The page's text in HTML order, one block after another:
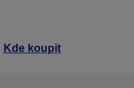
Kde koupit